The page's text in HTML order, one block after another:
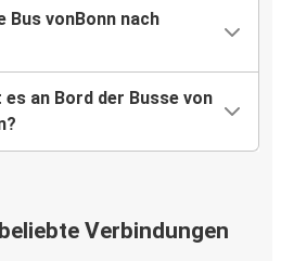
vonBonn nach
an Bord der Busse von
Verbindungen